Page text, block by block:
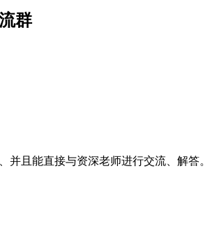
群
并且能直接与资深老师进行交流、解答。